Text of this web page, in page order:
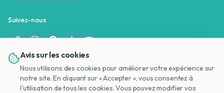
Suivez-nous
Avis sur les cookies
Nous utilisons des cookies pour améliorer votre expérience sur
notre site. En cliquant sur « Accepter », vous consentez à
l'utilisation de tous les cookies. Vous pouvez modifier vos